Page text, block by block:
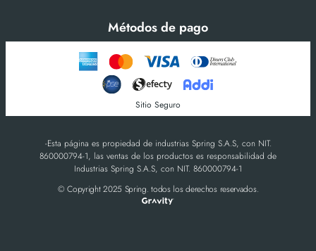
Métodos de pago
Sitio Seguro
-Esta página es propiedad de industrias Spring S.A.S, con NIT.
860000794-1, las ventas de los productos es responsabilidad de
Industrias Spring S.A.S, con NIT. 860000794-1
© Copyright 2025 Spring. todos los derechos reservados.